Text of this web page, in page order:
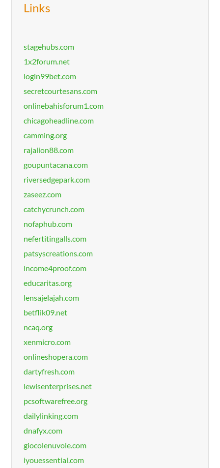
Links
stagehubs.com
1x2forum.net
login99bet.com
secretcourtesans.com
onlinebahisforum1.com
chicagoheadline.com
camming.org
rajalion88.com
goupuntacana.com
riversedgepark.com
zaseez.com
catchycrunch.com
nofaphub.com
nefertitingalls.com
patsyscreations.com
income4proof.com
educaritas.org
lensajelajah.com
betflik09.net
ncaq.org
xenmicro.com
onlineshopera.com
dartyfresh.com
lewisenterprises.net
pcsoftwarefree.org
dailylinking.com
dnafyx.com
giocolenuvole.com
iyouessential.com